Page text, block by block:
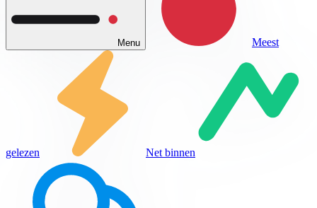
Menu Meest
gelezen Net binnen